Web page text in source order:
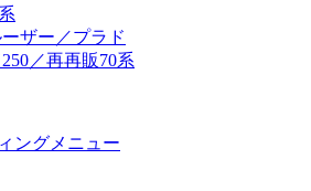
ザー／プラド
／再再販70系
ングメニュー